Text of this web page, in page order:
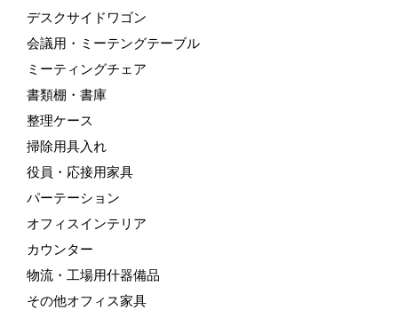
デスクサイドワゴン
会議用・ミーテングテーブル
ミーティングチェア
書類棚・書庫
整理ケース
掃除用具入れ
役員・応接用家具
パーテーション
オフィスインテリア
カウンター
物流・工場用什器備品
その他オフィス家具